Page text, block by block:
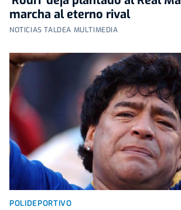
marcha al eterno rival
NOTICIAS TALDEA MULTIMEDIA
POLIDEPORTIVO